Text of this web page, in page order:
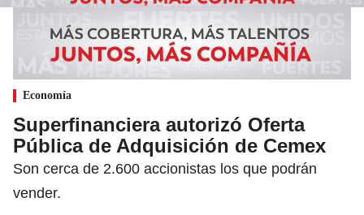
Economía
Superfinanciera autorizó Oferta
Pública de Adquisición de Cemex
Son cerca de 2.600 accionistas los que podrán
vender.